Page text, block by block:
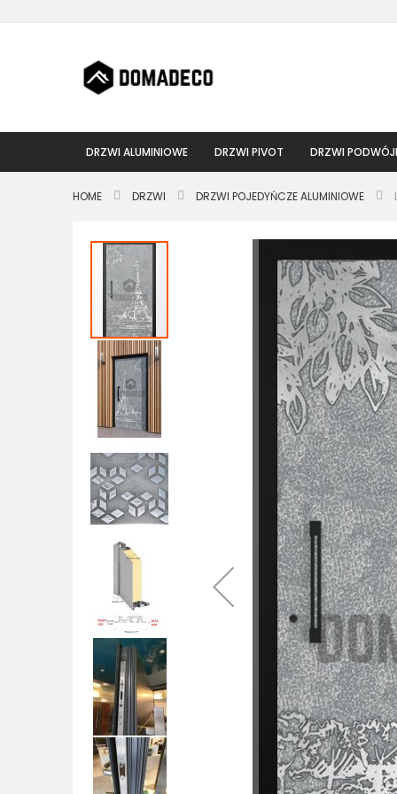
do
DRZWI ALUMINIOWE DRZWI PIVOT DRZWI
HOME DRZWI DRZWI POJEDYŃCZE ALUMINIOWE
Przejdź
koniec
galerii